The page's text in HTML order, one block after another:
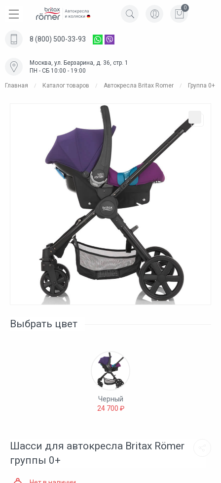
8 (800) 500-33-93
Москва, ул. Берзарина, д. 36, стр. 1
ПН - СБ 10:00 - 19:00
0
Главная Каталог товаров Автокресла Britax Romer Группа 0+
Выбрать цвет
Черный
24 700 ₽
Шасси для автокресла Britax Römer
группы 0+